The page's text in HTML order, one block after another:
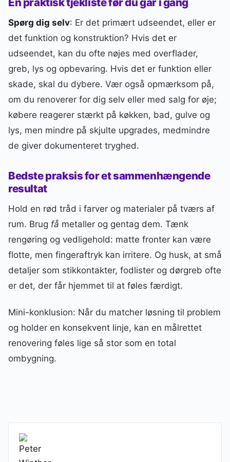
Spørg dig selv: Er det primært udseendet, eller er
det funktion og konstruktion? Hvis det er
udseendet, kan du ofte nøjes med overflader,
greb, lys og opbevaring. Hvis det er funktion eller
skade, skal du dybere. Vær også opmærksom på,
om du renoverer for dig selv eller med salg for øje;
købere reagerer stærkt på køkken, bad, gulve og
lys, men mindre på skjulte upgrades, medmindre
de giver dokumenteret tryghed.
Bedste praksis for et sammenhængende
resultat
Hold en rød tråd i farver og materialer på tværs af
rum. Brug få metaller og gentag dem. Tænk
rengøring og vedligehold: matte fronter kan være
flotte, men fingeraftryk kan irritere. Og husk, at små
detaljer som stikkontakter, fodlister og dørgreb ofte
er det, der får hjemmet til at føles færdigt.
Mini-konklusion: Når du matcher løsning til problem
og holder en konsekvent linje, kan en målrettet
renovering føles lige så stor som en total
ombygning.